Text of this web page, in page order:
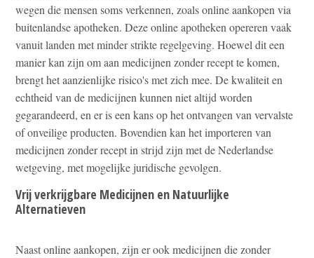
wegen die mensen soms verkennen, zoals online aankopen via
buitenlandse apotheken. Deze online apotheken opereren vaak
vanuit landen met minder strikte regelgeving. Hoewel dit een
manier kan zijn om aan medicijnen zonder recept te komen,
brengt het aanzienlijke risico's met zich mee. De kwaliteit en
echtheid van de medicijnen kunnen niet altijd worden
gegarandeerd, en er is een kans op het ontvangen van vervalste
of onveilige producten. Bovendien kan het importeren van
medicijnen zonder recept in strijd zijn met de Nederlandse
wetgeving, met mogelijke juridische gevolgen.
Vrij verkrijgbare Medicijnen en Natuurlijke
Alternatieven
Naast online aankopen, zijn er ook medicijnen die zonder